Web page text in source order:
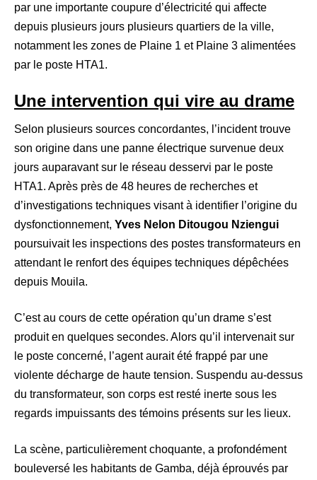
par une importante coupure d’électricité qui affecte
depuis plusieurs jours plusieurs quartiers de la ville,
notamment les zones de Plaine 1 et Plaine 3 alimentées
par le poste HTA1.
Une intervention qui vire au drame
Selon plusieurs sources concordantes, l’incident trouve
son origine dans une panne électrique survenue deux
jours auparavant sur le réseau desservi par le poste
HTA1. Après près de 48 heures de recherches et
d’investigations techniques visant à identifier l’origine du
dysfonctionnement, Yves Nelon Ditougou Nziengui
poursuivait les inspections des postes transformateurs en
attendant le renfort des équipes techniques dépêchées
depuis Mouila.
C’est au cours de cette opération qu’un drame s’est
produit en quelques secondes. Alors qu’il intervenait sur
le poste concerné, l’agent aurait été frappé par une
violente décharge de haute tension. Suspendu au-dessus
du transformateur, son corps est resté inerte sous les
regards impuissants des témoins présents sur les lieux.
La scène, particulièrement choquante, a profondément
bouleversé les habitants de Gamba, déjà éprouvés par